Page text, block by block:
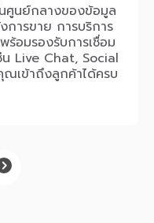
ศูนย์กลางของข้อมูล
การขาย การบริการ
ร้อมรองรับการเชื่อม
Live Chat, Social
ณเข้าถึงลูกค้าได้ครบ